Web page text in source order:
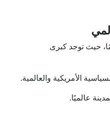
حيث توجد كبرى
الأمريكية والعالمية.
عالميًا.